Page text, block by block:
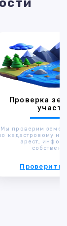
Проверка
Мы проверим
кадастровому
арест,
Проверить